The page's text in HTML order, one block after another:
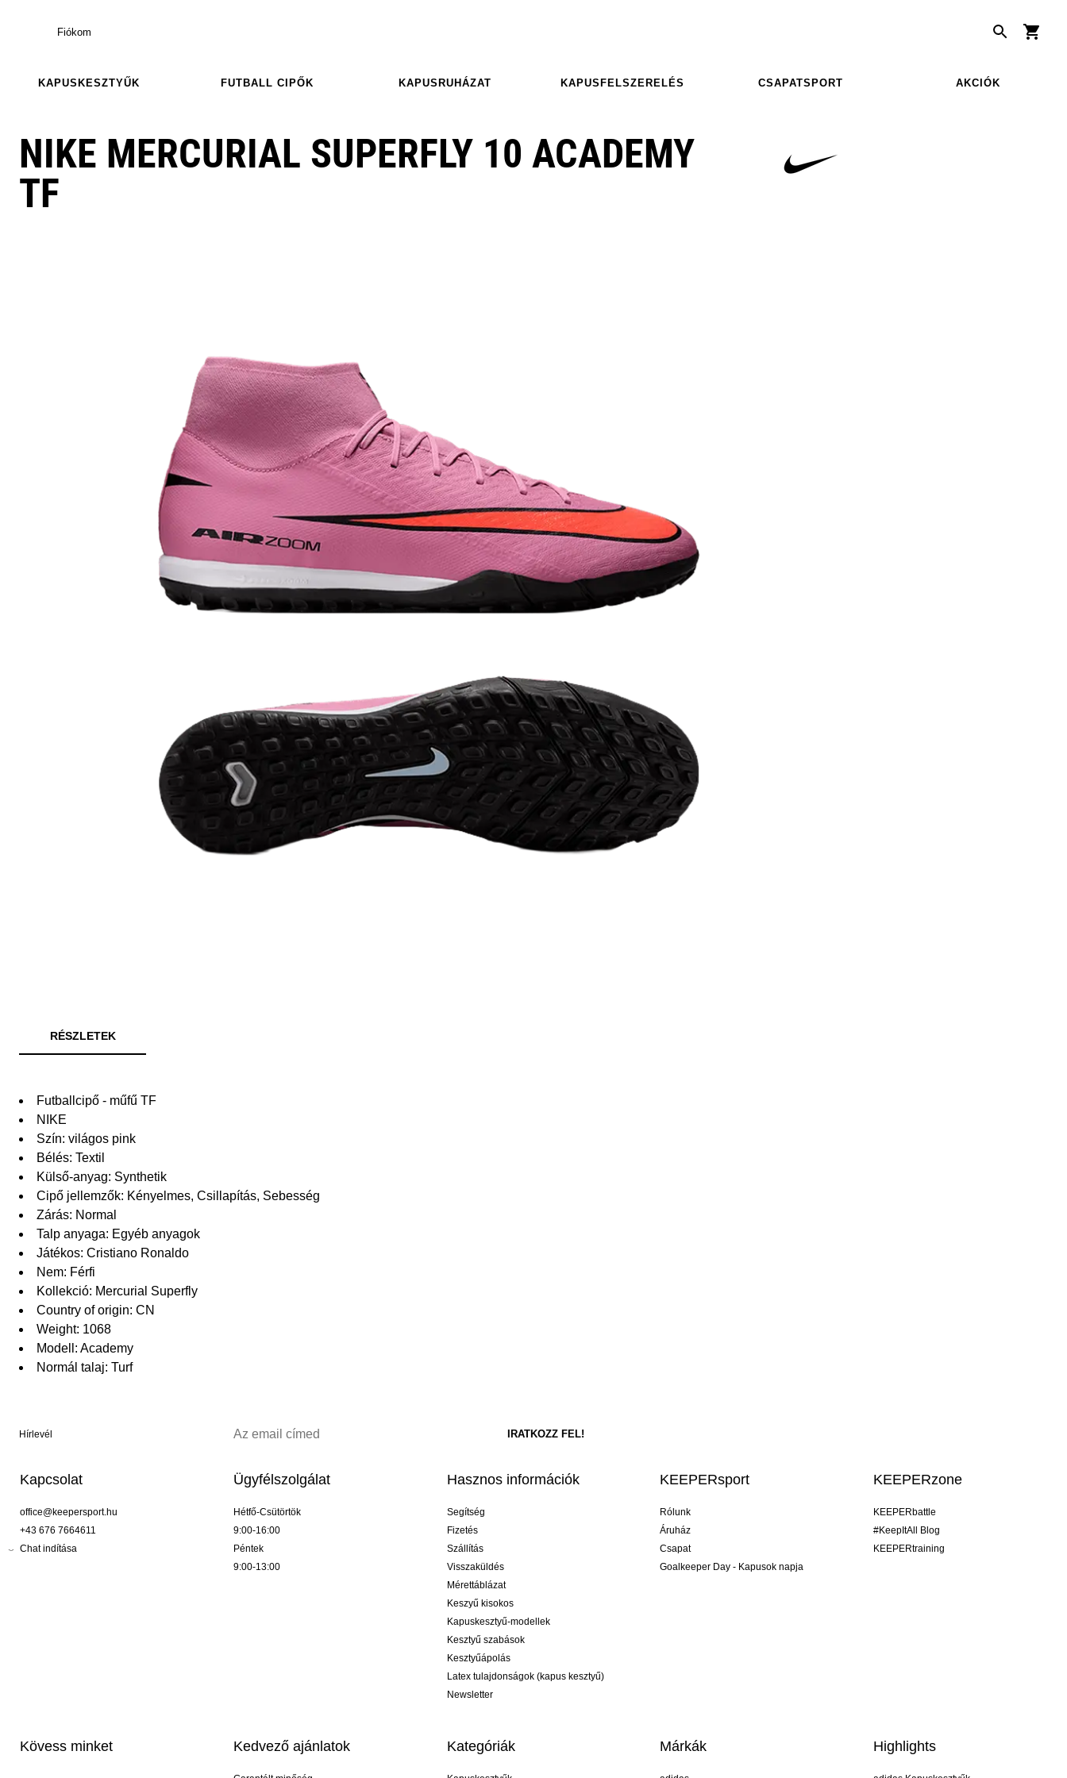
Fiókom
KAPUSKESZTYŰK FUTBALL CIPŐK KAPUSRUHÁZAT KAPUSFELSZERELÉS CSAPATSPORT AKCIÓK
NIKE MERCURIAL SUPERFLY 10 ACADEMY
TF
RÉSZLETEK
Futballcipő - műfű TF
NIKE
Szín: világos pink
Bélés: Textil
Külső-anyag: Synthetik
Cipő jellemzők: Kényelmes, Csillapítás, Sebesség
Zárás: Normal
Talp anyaga: Egyéb anyagok
Játékos: Cristiano Ronaldo
Nem: Férfi
Kollekció: Mercurial Superfly
Country of origin: CN
Weight: 1068
Modell: Academy
Normál talaj: Turf
Hírlevél
Kapcsolat
office@keepersport.hu
+43 676 7664611
Chat indítása
Ügyfélszolgálat
Hétfő-Csütörtök
9:00-16:00
Péntek
9:00-13:00
Hasznos információk
Segítség
Fizetés
Szállítás
Visszaküldés
Mérettáblázat
Keszyű kisokos
Kapuskesztyű-modellek
Kesztyű szabások
Kesztyűápolás
Latex tulajdonságok (kapus kesztyű)
Newsletter
KEEPERsport
Rólunk
Áruház
Csapat
Goalkeeper Day - Kapusok napja
KEEPERzone
KEEPERbattle
#KeepItAll Blog
KEEPERtraining
Kövess minket Kedvező ajánlatok Kategóriák Márkák Highlights